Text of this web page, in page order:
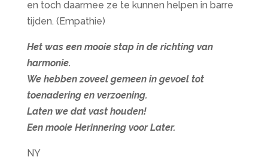
en toch daarmee ze te kunnen helpen in barre
tijden. (Empathie)
Het was een mooie stap in de richting van
harmonie.
We hebben zoveel gemeen in gevoel tot
toenadering en verzoening.
Laten we dat vast houden!
Een mooie Herinnering voor Later.
NY